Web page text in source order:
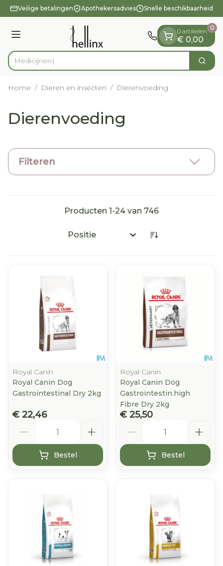
Ga naar de inhoud
1 van 1
Veilige betalingen Apothekersadvies Snelle beschikbaarheid
Menu
Product, merk, categorie... Zoek
0 artikelen
€ 0,00
0
Home / Dieren en insecten / Dierenvoeding
Dierenvoeding
Filteren
Producten 1-24 van 746
Sorteer op:
Royal Canin
Royal Canin Dog
Gastrointestinal Dry 2kg
€ 22,46
Bestel
Royal Canin
Royal Canin Dog
Gastrointestin.high
Fibre Dry 2kg
€ 25,50
Bestel